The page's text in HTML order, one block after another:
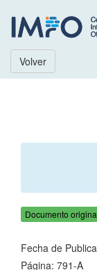
Volver
Documento
Fecha de
Página: 791-A